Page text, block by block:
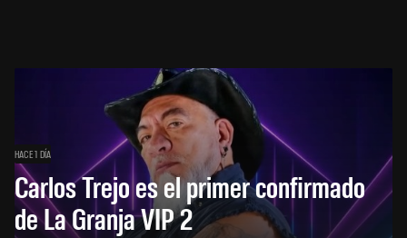
HACE 1 DÍA
Carlos Trejo es el primer confirmado
de La Granja VIP 2